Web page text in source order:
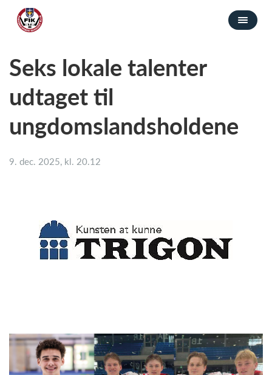
Seks lokale talenter
udtaget til
ungdomslandsholdene
9. dec. 2025, kl. 20.12